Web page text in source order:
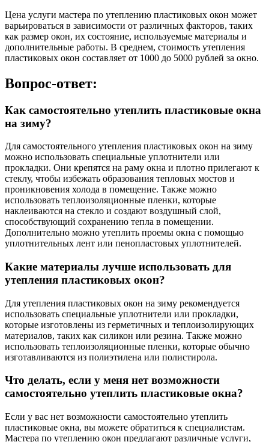
Цена услуги мастера по утеплению пластиковых окон может
варьироваться в зависимости от различных факторов, таких
как размер окон, их состояние, используемые материалы и
дополнительные работы. В среднем, стоимость утепления
пластиковых окон составляет от 1000 до 5000 рублей за окно.
Вопрос-ответ:
Как самостоятельно утеплить пластиковые окна
на зиму?
Для самостоятельного утепления пластиковых окон на зиму
можно использовать специальные уплотнители или
прокладки. Они крепятся на раму окна и плотно прилегают к
стеклу, чтобы избежать образования тепловых мостов и
проникновения холода в помещение. Также можно
использовать теплоизоляционные пленки, которые
наклеиваются на стекло и создают воздушный слой,
способствующий сохранению тепла в помещении.
Дополнительно можно утеплить проемы окна с помощью
уплотнительных лент или пенопластовых уплотнителей.
Какие материалы лучше использовать для
утепления пластиковых окон?
Для утепления пластиковых окон на зиму рекомендуется
использовать специальные уплотнители или прокладки,
которые изготовлены из герметичных и теплоизолирующих
материалов, таких как силикон или резина. Также можно
использовать теплоизоляционные пленки, которые обычно
изготавливаются из полиэтилена или полистирола.
Что делать, если у меня нет возможности
самостоятельно утеплить пластиковые окна?
Если у вас нет возможности самостоятельно утеплить
пластиковые окна, вы можете обратиться к специалистам.
Мастера по утеплению окон предлагают различные услуги,